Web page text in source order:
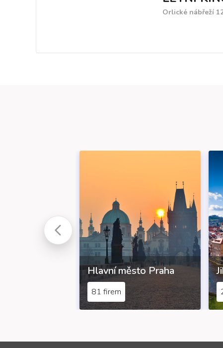
Orlické nábřeží
Hlavní město Praha
81 firem